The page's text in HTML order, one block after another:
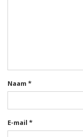
Naam *
E-mail *